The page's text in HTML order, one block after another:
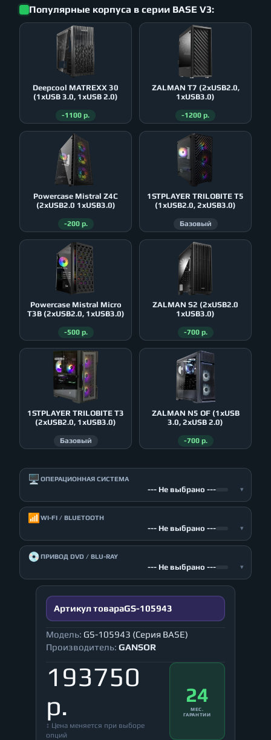
Популярные корпуса в серии BASE V3:
Deepcool MATREXX 30
(1xUSB 3.0, 1xUSB 2.0)
-1100 р.
ZALMAN T7 (2xUSB2.0,
1xUSB3.0)
-1200 р.
Powercase Mistral Z4С
(2xUSB2.0 1xUSB3.0)
-200 р.
1STPLAYER TRILOBITE T5
(1xUSB2.0, 2xUSB3.0)
Базовый
Powercase Mistral Micro
T3B (2xUSB2.0, 1xUSB3.0)
-500 р.
ZALMAN S2 (2xUSB2.0
1xUSB3.0)
-700 р.
1STPLAYER TRILOBITE T3
(2xUSB2.0, 1xUSB3.0)
Базовый
ZALMAN N5 OF (1xUSB
3.0, 2xUSB 2.0)
-700 р.
🖥️ ОПЕРАЦИОННАЯ СИСТЕМА
--- Не выбрано --- ▾
📶 WI-FI / BLUETOOTH
--- Не выбрано --- ▾
💿ПРИВОД DVD / BLU-RAY
--- Не выбрано --- ▾
Артикул товараGS-105943
Модель: GS-105943 (Серия BASE)
Производитель: GANSOR
193750
р.
↕ Цена меняется при выборе
опций
24
МЕС.
ГАРАНТИИ